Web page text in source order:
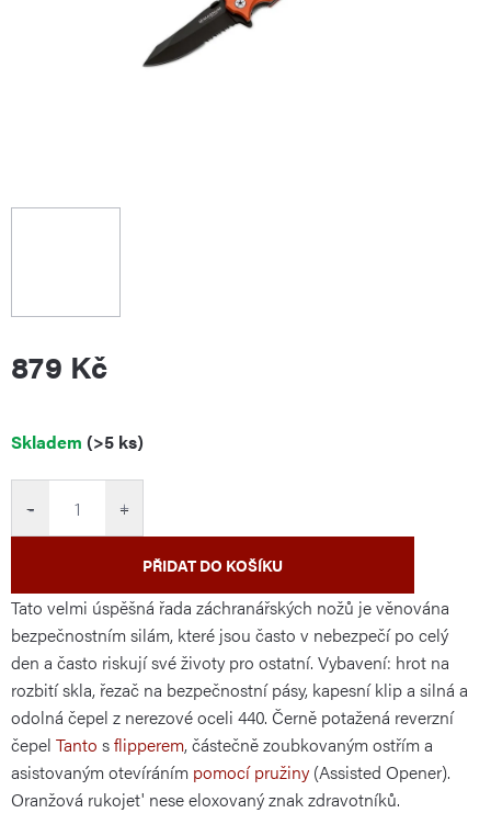
879 Kč
Měrná
Skladem (>5 ks)
+
−
PŘIDAT DO KOŠÍKU
Tato velmi úspěšná řada záchranářských nožů je věnována
bezpečnostním silám, které jsou často v nebezpečí po celý
den a často riskují své životy pro ostatní. Vybavení: hrot na
rozbití skla, řezač na bezpečnostní pásy, kapesní klip a silná a
odolná čepel z nerezové oceli 440. Černě potažená reverzní
čepel Tanto sflipperem, částečně zoubkovaným ostřím a
asistovaným otevíráním pomocí pružiny(Assisted Opener).
Oranžová rukojet' nese eloxovaný znak zdravotníků.